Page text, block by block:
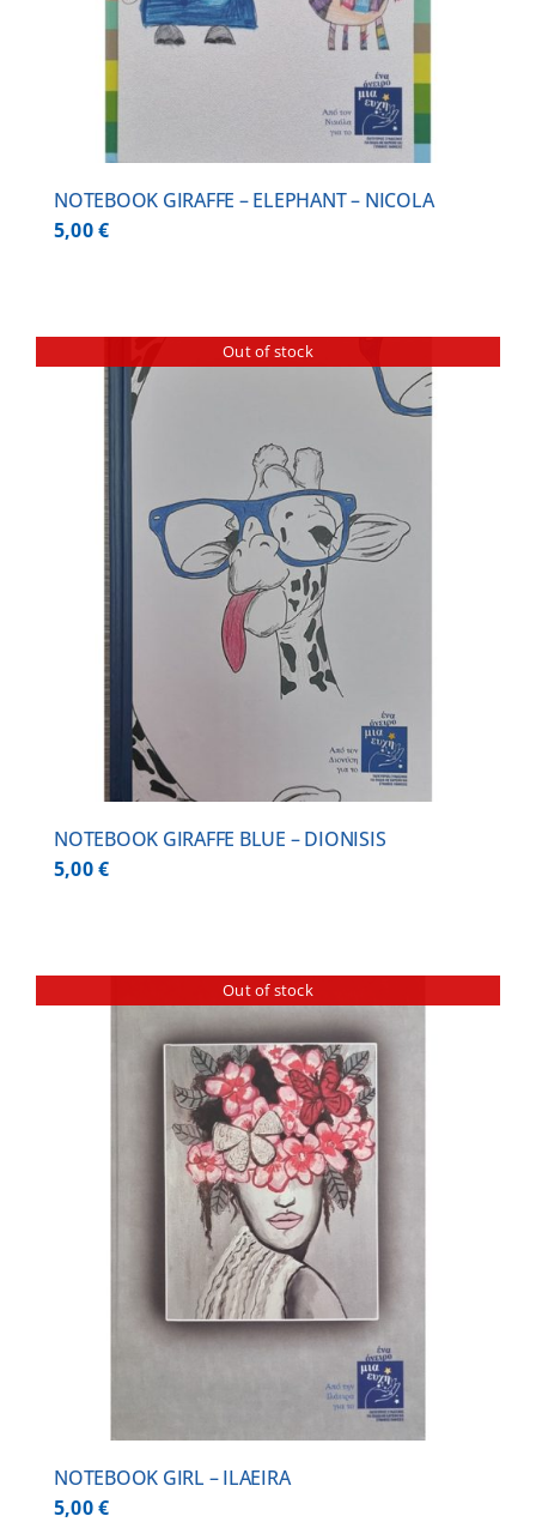
NOTEBOOK GIRAFFE – ELEPHANT – NICOLA
5,00€
Out of stock
NOTEBOOK GIRAFFE BLUE – DIONISIS
5,00€
Out of stock
NOTEBOOK GIRL – ILAEIRA
5,00€